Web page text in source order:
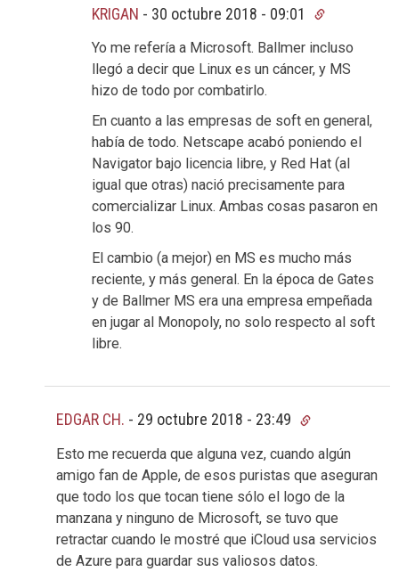
KRIGAN - 30 octubre 2018 - 09:01
Yo me refería a Microsoft. Ballmer incluso
llegó a decir que Linux es un cáncer, y MS
hizo de todo por combatirlo.
En cuanto a las empresas de soft en general,
había de todo. Netscape acabó poniendo el
Navigator bajo licencia libre, y Red Hat (al
igual que otras) nació precisamente para
comercializar Linux. Ambas cosas pasaron en
los 90.
El cambio (a mejor) en MS es mucho más
reciente, y más general. En la época de Gates
y de Ballmer MS era una empresa empeñada
en jugar al Monopoly, no solo respecto al soft
libre.
EDGAR CH. - 29 octubre 2018 - 23:49
Esto me recuerda que alguna vez, cuando algún
amigo fan de Apple, de esos puristas que aseguran
que todo los que tocan tiene sólo el logo de la
manzana y ninguno de Microsoft, se tuvo que
retractar cuando le mostré que iCloud usa servicios
de Azure para guardar sus valiosos datos.